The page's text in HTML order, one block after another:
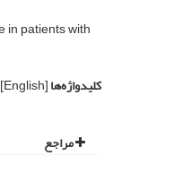
in patients with
کلیدواژه‌ها[English]
مراجع